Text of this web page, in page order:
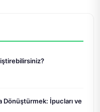
Dönüştürmek: İpucları ve